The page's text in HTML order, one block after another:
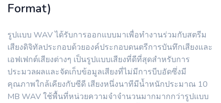
Format)
รูปแบบ WAV ได้รับการออกแบบมาเพื่อทำงานร่วมกับสตรีม
เสียงดิจิทัลประกอบด้วยองค์ประกอบดนตรีการบันทึกเสียงและ
เอฟเฟกต์เสียงต่างๆ เป็นรูปแบบเสียงที่ดีที่สุดสำหรับการ
ประมวลผลและจัดเก็บข้อมูลเสียงที่ไม่มีการบีบอัดซึ่งมี
คุณภาพใกล้เคียงกับซีดี เสียงหนึ่งนาทีมีน้ำหนักประมาณ 10
MB WAV ใช้พื้นที่หน่วยความจำจำนวนมากมากกว่ารูปแบบ